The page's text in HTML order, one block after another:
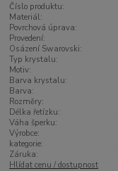
Číslo produktu:
Materiál:
Povrchová úprava:
Provedení:
Osázení Swarovski:
Typ krystalu:
Motiv:
Barva krystalu:
Barva:
Rozměry:
Délka řetízku:
Váha šperku:
Výrobce:
kategorie:
Záruka:
Hlídat cenu / dostupnost